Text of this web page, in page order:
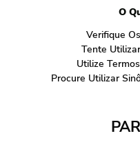
O
Verifique
Tente
Utilize
Procure Utilizar